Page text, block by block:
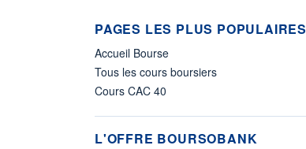
PAGES LES PLUS POPULAIRES
Accueil Bourse
Tous les cours boursiers
Cours CAC 40
L'OFFRE BOURSOBANK